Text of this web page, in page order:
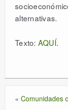
alternativas.
Texto: AQUÍ.
« Comunidades